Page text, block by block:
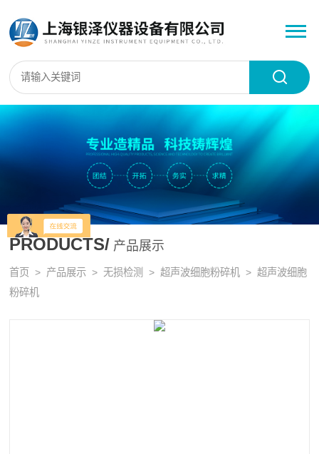
PRODUCTS/ 产品展示
首页 > 产品展示 >无损检测 >超声波细胞粉碎机 > 超声波细胞
粉碎机